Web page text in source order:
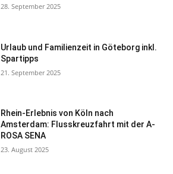
28. September 2025
Urlaub und Familienzeit in Göteborg inkl.
Spartipps
21. September 2025
Rhein-Erlebnis von Köln nach
Amsterdam: Flusskreuzfahrt mit der A-
ROSA SENA
23. August 2025